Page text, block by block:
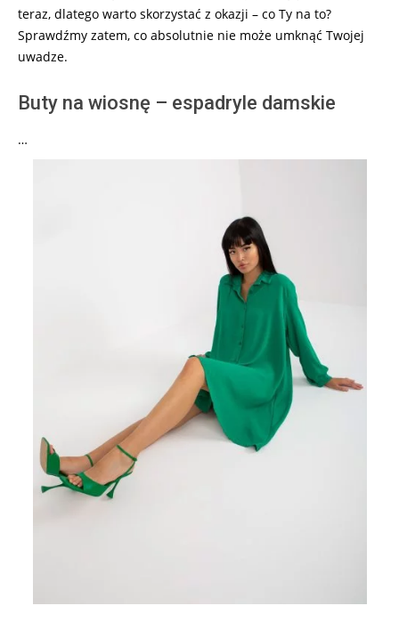
teraz, dlatego warto skorzystać z okazji – co Ty na to?
Sprawdźmy zatem, co absolutnie nie może umknąć Twojej
uwadze.
Buty na wiosnę – espadryle damskie
…